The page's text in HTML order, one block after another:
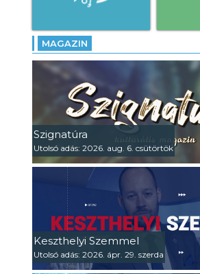
MAGAZIN
Szignatúra
Utolsó adás: 2026. aug. 6. csütörtök
Keszthelyi Szemmel
Utolsó adás: 2026. ápr. 29. szerda